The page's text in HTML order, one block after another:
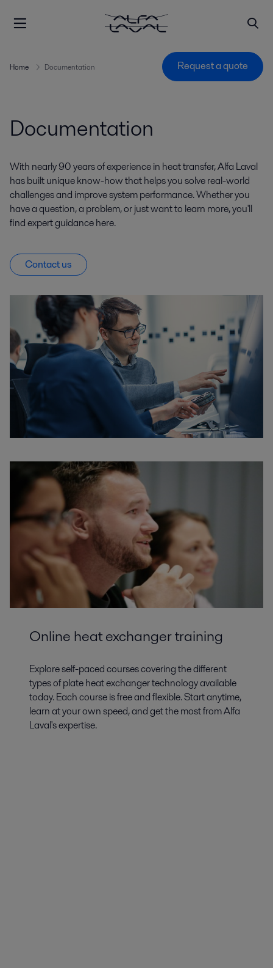
Home Documentation Request a quote
Documentation
With nearly 90 years of experience in heat transfer, Alfa Laval
has built unique know-how that helps you solve real-world
challenges and improve system performance. Whether you
have a question, a problem, or just want to learn more, you'll
find expert guidance here.
Contact us
Online heat exchanger training
Explore self-paced courses covering the different
types of plate heat exchanger technology available
today. Each course is free and flexible. Start anytime,
learn at your own speed, and get the most from Alfa
Laval's expertise.